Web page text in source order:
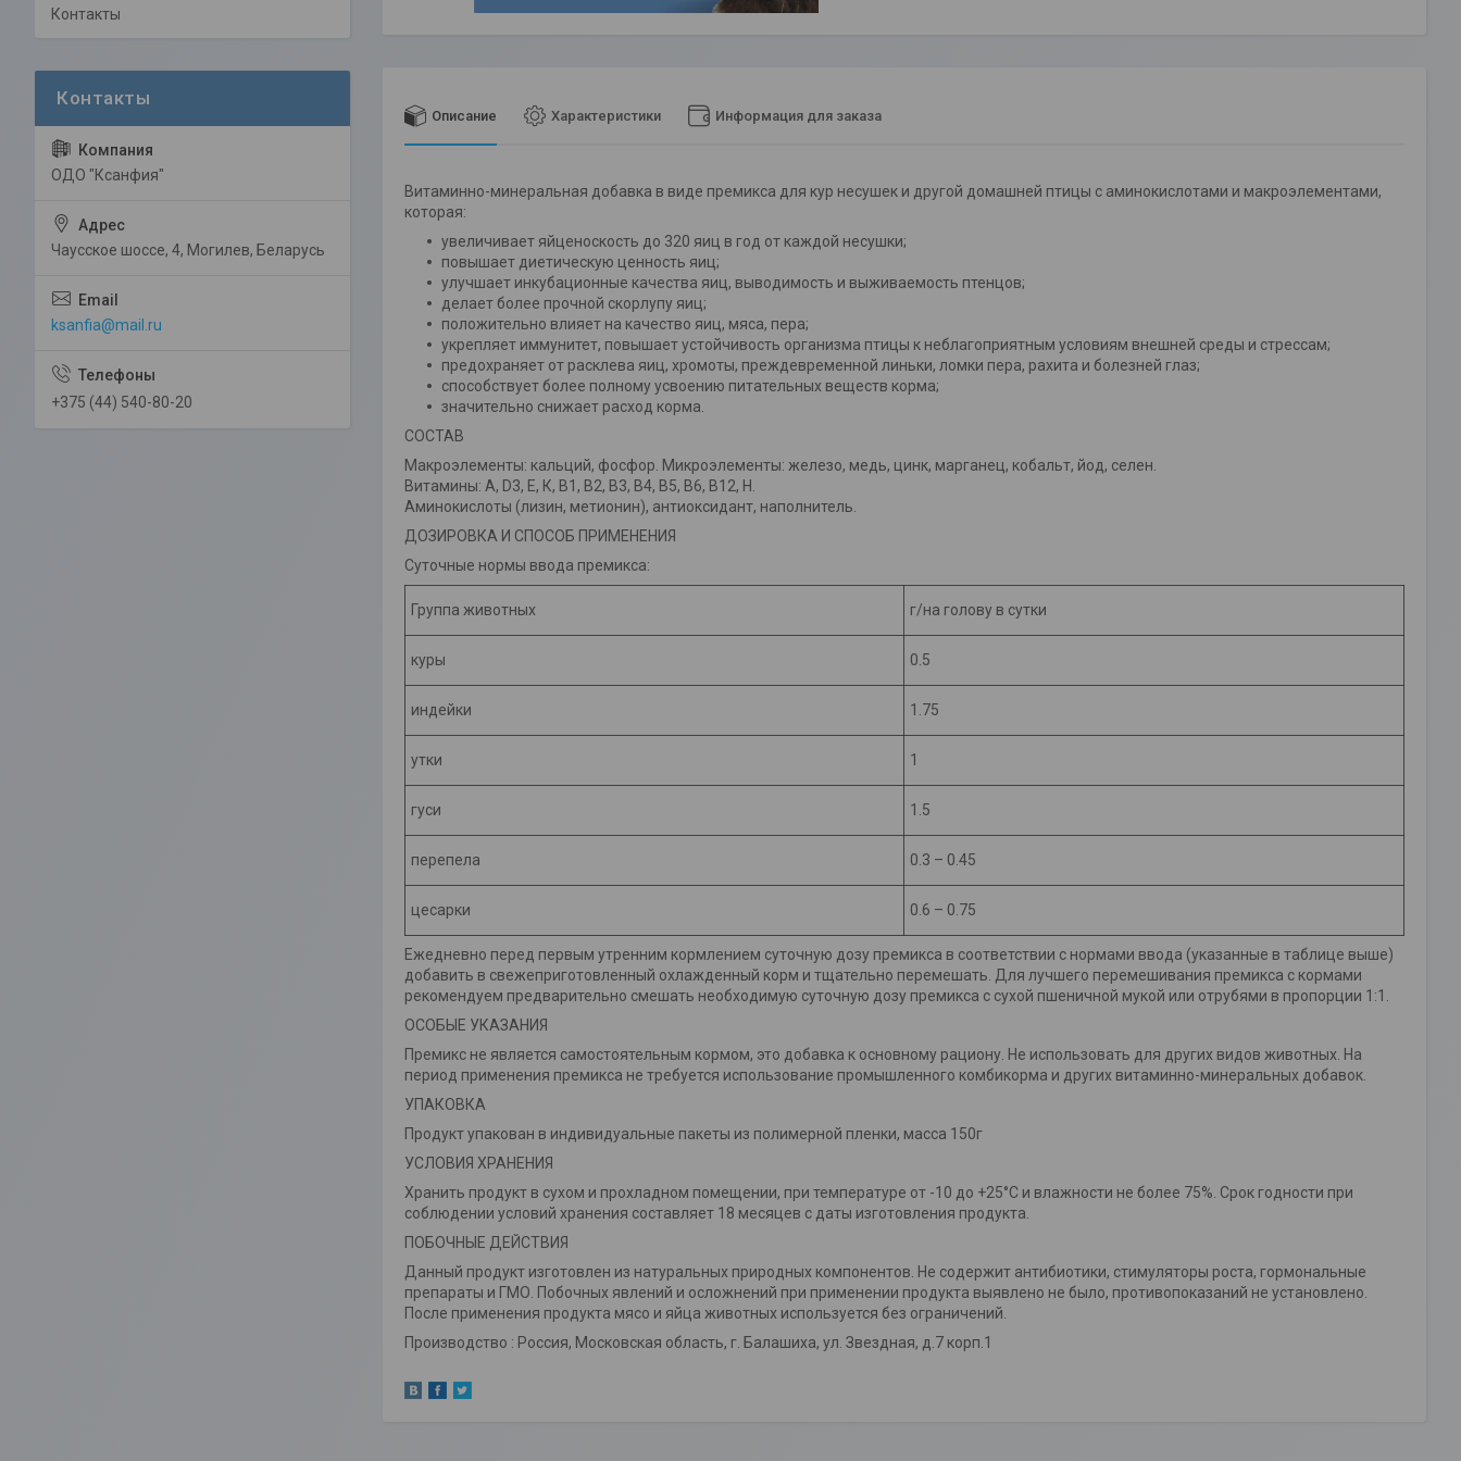
Описание Характеристики Информация для заказа
Витаминно-минеральная добавка в виде премикса для кур несушек и другой домашней птицы с аминокислотами и макроэлементами,
которая:
увеличивает яйценоскость до 320 яиц в год от каждой несушки;
повышает диетическую ценность яиц;
улучшает инкубационные качества яиц, выводимость и выживаемость птенцов;
делает более прочной скорлупу яиц;
положительно влияет на качество яиц, мяса, пера;
укрепляет иммунитет, повышает устойчивость организма птицы к неблагоприятным условиям внешней среды и стрессам;
предохраняет от расклева яиц, хромоты, преждевременной линьки, ломки пера, рахита и болезней глаз;
способствует более полному усвоению питательных веществ корма;
значительно снижает расход корма.
СОСТАВ
Макроэлементы: кальций, фосфор. Микроэлементы: железо, медь, цинк, марганец, кобальт, йод, селен.
Витамины: А, D3, Е, К, В1, В2, В3, В4, В5, В6, В12, Н.
Аминокислоты (лизин, метионин), антиоксидант, наполнитель.
ДОЗИРОВКА И СПОСОБ ПРИМЕНЕНИЯ
Суточные нормы ввода премикса:
Группа животных г/на голову в сутки
куры 0.5
индейки 1.75
утки 1
гуси 1.5
перепела 0.3 – 0.45
цесарки 0.6 – 0.75
Ежедневно перед первым утренним кормлением суточную дозу премикса в соответствии с нормами ввода (указанные в таблице выше)
добавить в свежеприготовленный охлажденный корм и тщательно перемешать. Для лучшего перемешивания премикса с кормами
рекомендуем предварительно смешать необходимую суточную дозу премикса с сухой пшеничной мукой или отрубями в пропорции 1:1.
ОСОБЫЕ УКАЗАНИЯ
Премикс не является самостоятельным кормом, это добавка к основному рациону. Не использовать для других видов животных. На
период применения премикса не требуется использование промышленного комбикорма и других витаминно-минеральных добавок.
УПАКОВКА
Продукт упакован в индивидуальные пакеты из полимерной пленки, масса 150г
УСЛОВИЯ ХРАНЕНИЯ
Хранить продукт в сухом и прохладном помещении, при температуре от -10 до +25°С и влажности не более 75%. Срок годности при
соблюдении условий хранения составляет 18 месяцев с даты изготовления продукта.
ПОБОЧНЫЕ ДЕЙСТВИЯ
Данный продукт изготовлен из натуральных природных компонентов. Не содержит антибиотики, стимуляторы роста, гормональные
препараты и ГМО. Побочных явлений и осложнений при применении продукта выявлено не было, противопоказаний не установлено.
После применения продукта мясо и яйца животных используется без ограничений.
Производство : Россия, Московская область, г. Балашиха, ул. Звездная, д.7 корп.1
Контакты
ОДО "Ксанфия"
Чаусское шоссе, 4, Могилев, Беларусь
ksanfia@mail.ru
+375 (44) 540-80-20